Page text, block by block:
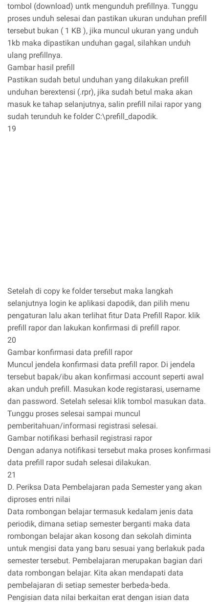
tombol (download) untk mengunduh prefillnya. Tunggu
proses unduh selesai dan pastikan ukuran unduhan prefill
tersebut bukan ( 1 KB ), jika muncul ukuran yang unduh
1kb maka dipastikan unduhan gagal, silahkan unduh
ulang prefillnya.
Gambar hasil prefill
Pastikan sudah betul unduhan yang dilakukan prefill
unduhan berextensi (.rpr), jika sudah betul maka akan
masuk ke tahap selanjutnya, salin prefill nilai rapor yang
sudah terunduh ke folder C:\prefill_dapodik.
19
Setelah di copy ke folder tersebut maka langkah
selanjutnya login ke aplikasi dapodik, dan pilih menu
pengaturan lalu akan terlihat fitur Data Prefill Rapor. klik
prefill rapor dan lakukan konfirmasi di prefill rapor.
20
Gambar konfirmasi data prefill rapor
Muncul jendela konfirmasi data prefill rapor. Di jendela
tersebut bapak/ibu akan konfirmasi account seperti awal
akan unduh prefill. Masukan kode registarasi, username
dan password. Setelah selesai klik tombol masukan data.
Tunggu proses selesai sampai muncul
pemberitahuan/informasi registrasi selesai.
Gambar notifikasi berhasil registrasi rapor
Dengan adanya notifikasi tersebut maka proses konfirmasi
data prefill rapor sudah selesai dilakukan.
21
D. Periksa Data Pembelajaran pada Semester yang akan
diproses entri nilai
Data rombongan belajar termasuk kedalam jenis data
periodik, dimana setiap semester berganti maka data
rombongan belajar akan kosong dan sekolah diminta
untuk mengisi data yang baru sesuai yang berlakuk pada
semester tersebut. Pembelajaran merupakan bagian dari
data rombongan belajar. Kita akan mendapati data
pembelajaran di setiap semester berbeda-beda.
Pengisian data nilai berkaitan erat dengan isian data